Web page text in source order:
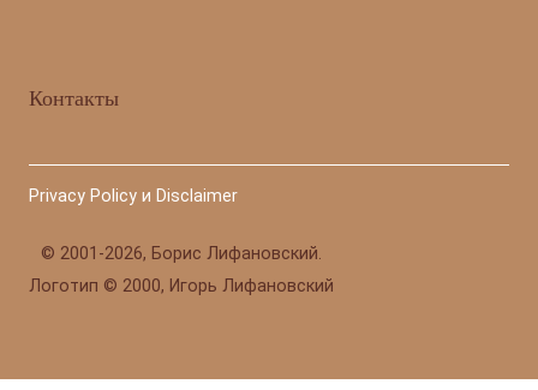
Контакты
© 2001-2026, Борис Лифановский.
Логотип © 2000, Игорь Лифановский
Privacy Policy и Disclaimer